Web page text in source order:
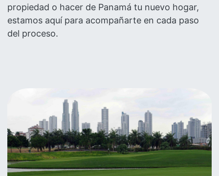
propiedad o hacer de Panamá tu nuevo hogar,
estamos aquí para acompañarte en cada paso
del proceso.